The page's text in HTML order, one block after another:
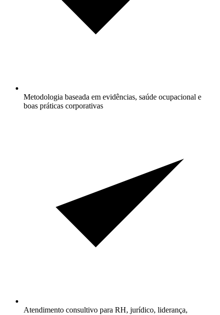
Metodologia baseada em evidências, saúde ocupacional e
boas práticas corporativas
Atendimento consultivo para RH, jurídico, liderança,